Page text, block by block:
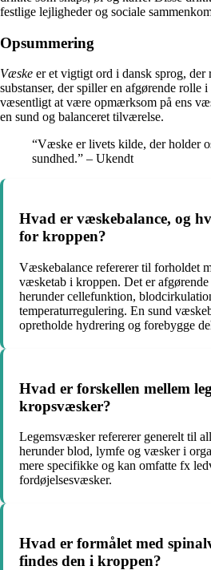
festlige lejligheder og sociale
Opsummering
Væske er et vigtigt ord i dansk sprog, der
substanser, der spiller en afgørende rolle
væsentligt at være opmærksom på ens
en sund og balanceret tilværelse.
“Væske er livets kilde, der holder
sundhed.” – Ukendt
Hvad er væskebalance, og
for kroppen?
Væskebalance refererer til forholdet
væsketab i kroppen. Det er
herunder cellefunktion,
temperaturregulering. En sund
opretholde hydrering og forebygge
Hvad er forskellen mellem
kropsvæsker?
Legemsvæsker refererer generelt til
herunder blod, lymfe og væsker i
mere specifikke og kan omfatte fx
fordøjelsesvæsker.
Hvad er formålet med
findes den i kroppen?